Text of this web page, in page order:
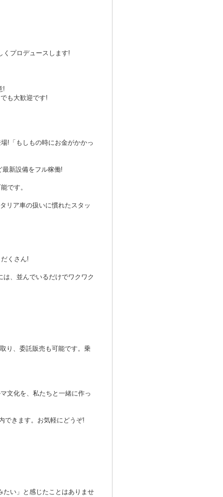
くプロデュースします!
!
も大歓迎です!
!「もしもの時にお金がかかっ
新設備をフル稼働!
です。
リア車の扱いに慣れたスタッ
くさん!
、並んでいるだけでワクワク
り、委託販売も可能です。乗
文化を、私たちと一緒に作っ
できます。お気軽にどうぞ!
たい」と感じたことはありませ